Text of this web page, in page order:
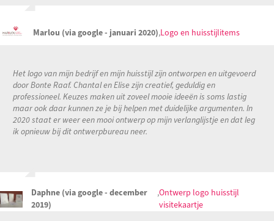
Marlou (via google - januari 2020),Logo en huisstijlitems
Het logo van mijn bedrijf en mijn huisstijl zijn ontworpen en uitgevoerd
door Bonte Raaf. Chantal en Elise zijn creatief, geduldig en
professioneel. Keuzes maken uit zoveel mooie ideeën is soms lastig
maar ook daar kunnen ze je bij helpen met duidelijke argumenten. In
2020 staat er weer een mooi ontwerp op mijn verlanglijstje en dat leg
ik opnieuw bij dit ontwerpbureau neer.
Daphne (via google - december
2019)
,Ontwerp logo huisstijl
visitekaartje